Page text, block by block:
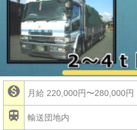
 月給 220,000円〜280,000円
 輸送団地内